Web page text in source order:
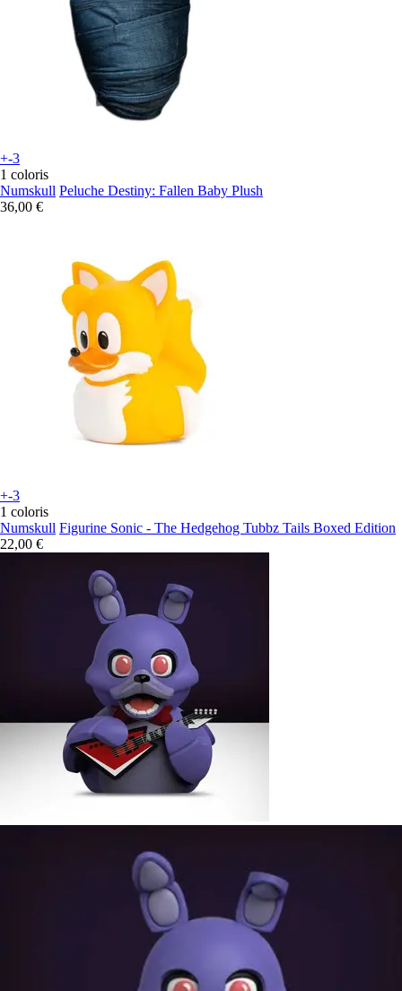
+-3
1 coloris
Numskull Peluche Destiny: Fallen Baby Plush
36,00 €
+-3
1 coloris
Numskull Figurine Sonic - The Hedgehog Tubbz Tails Boxed Edition
22,00 €